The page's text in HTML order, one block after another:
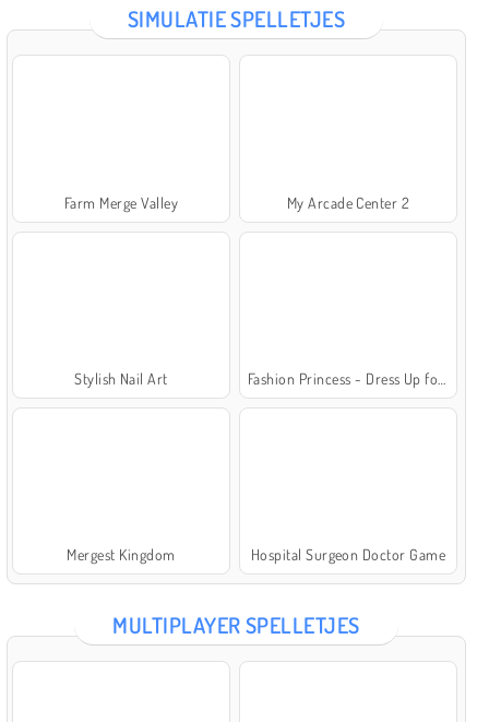
SIMULATIE SPELLETJES
Farm Merge Valley My Arcade Center 2
Stylish Nail Art
Mergest Kingdom Hospital Surgeon Doctor Game
MULTIPLAYER SPELLETJES